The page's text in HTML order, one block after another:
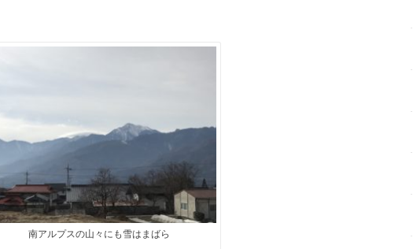
南アルプスの山々にも雪はまばら